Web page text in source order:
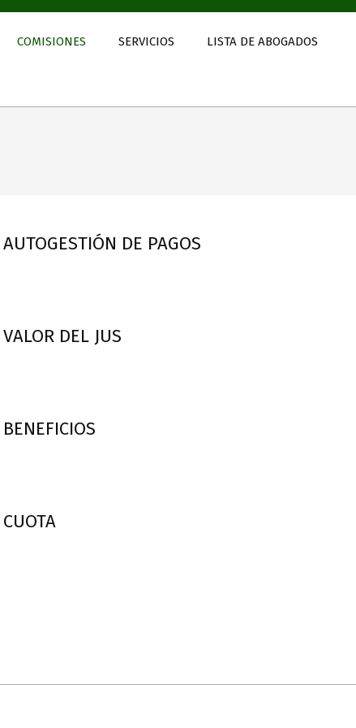
COMISIONES SERVICIOS LISTA DE ABOGADOS
AUTOGESTIÓN DE PAGOS
VALOR DEL JUS
BENEFICIOS
CUOTA